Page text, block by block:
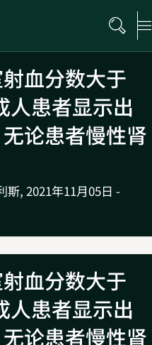
血分数大于
人患者显示出
论患者慢性肾
斯, 2021年11月05日 -
血分数大于
人患者显示出
论患者慢性肾